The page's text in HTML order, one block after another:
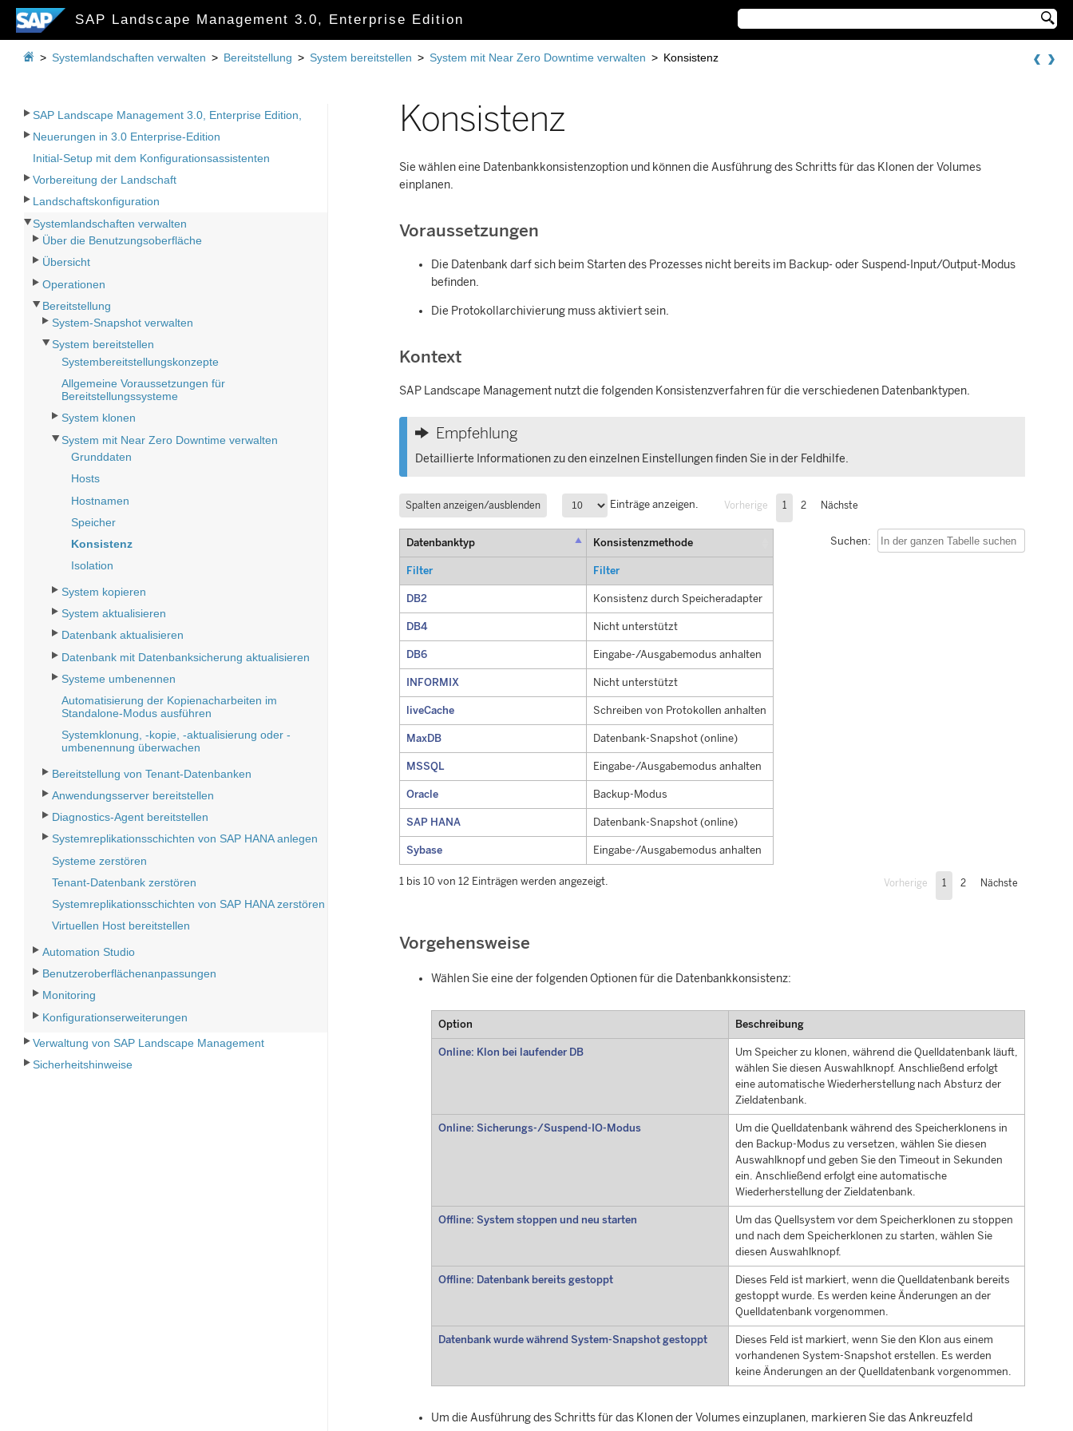
SAP Landscape Management 3.0, Enterprise Edition 
SAP Landscape Management 3.0, Enterprise Edition,
Neuerungen in 3.0 Enterprise-Edition
Initial-Setup mit dem Konfigurationsassistenten
Vorbereitung der Landschaft
Landschaftskonfiguration
Systemlandschaften verwalten
Über die Benutzungsoberfläche
Übersicht
Operationen
Bereitstellung
System-Snapshot verwalten
System bereitstellen
Systembereitstellungskonzepte
Allgemeine Voraussetzungen für
Bereitstellungssysteme
System klonen
System mit Near Zero Downtime verwalten
Grunddaten
Hosts
Hostnamen
Speicher
Konsistenz
Isolation
System kopieren
System aktualisieren
Datenbank aktualisieren
Datenbank mit Datenbanksicherung aktualisieren
Systeme umbenennen
Automatisierung der Kopienacharbeiten im
Standalone-Modus ausführen
Systemklonung, -kopie, -aktualisierung oder -
umbenennung überwachen
Bereitstellung von Tenant-Datenbanken
Anwendungsserver bereitstellen
Diagnostics-Agent bereitstellen
Systemreplikationsschichten von SAP HANA anlegen
Systeme zerstören
Tenant-Datenbank zerstören
Systemreplikationsschichten von SAP HANA zerstören
Virtuellen Host bereitstellen
Automation Studio
Benutzeroberflächenanpassungen
Monitoring
Konfigurationserweiterungen
Verwaltung von SAP Landscape Management
Sicherheitshinweise
 > Systemlandschaften verwalten > Bereitstellung > System bereitstellen > System mit Near Zero Downtime verwalten > Konsistenz
Konsistenz
Sie wählen eine Datenbankkonsistenzoption und können die Ausführung des Schritts für das Klonen der Volumes
einplanen.
Voraussetzungen
Die Datenbank darf sich beim Starten des Prozesses nicht bereits im Backup- oder Suspend-Input/Output-Modus
befinden.
Die Protokollarchivierung muss aktiviert sein.
Kontext
SAP Landscape Management nutzt die folgenden Konsistenzverfahren für die verschiedenen Datenbanktypen.
Empfehlung
Detaillierte Informationen zu den einzelnen Einstellungen finden Sie in der Feldhilfe.
Spalten anzeigen/ausblenden Einträge anzeigen. Vorherige 1 2 Nächste
Suchen:
Datenbanktyp Konsistenzmethode
Filter Filter
DB2 Konsistenz durch Speicheradapter
DB4 Nicht unterstützt
DB6 Eingabe-/Ausgabemodus anhalten
INFORMIX Nicht unterstützt
liveCache Schreiben von Protokollen anhalten
MaxDB Datenbank-Snapshot (online)
MSSQL Eingabe-/Ausgabemodus anhalten
Oracle Backup-Modus
SAP HANA Datenbank-Snapshot (online)
Sybase Eingabe-/Ausgabemodus anhalten
1 bis 10 von 12 Einträgen werden angezeigt. Vorherige 1 2 Nächste
Vorgehensweise
Wählen Sie eine der folgenden Optionen für die Datenbankkonsistenz:
Option Beschreibung
Online: Klon bei laufender DB
Um Speicher zu klonen, während die Quelldatenbank läuft,
wählen Sie diesen Auswahlknopf. Anschließend erfolgt
eine automatische Wiederherstellung nach Absturz der
Zieldatenbank.
Online: Sicherungs-/Suspend-IO-Modus
Um die Quelldatenbank während des Speicherklonens in
den Backup-Modus zu versetzen, wählen Sie diesen
Auswahlknopf und geben Sie den Timeout in Sekunden
ein. Anschließend erfolgt eine automatische
Wiederherstellung der Zieldatenbank.
Offline: System stoppen und neu starten
Um das Quellsystem vor dem Speicherklonen zu stoppen
und nach dem Speicherklonen zu starten, wählen Sie
diesen Auswahlknopf.
Offline: Datenbank bereits gestoppt
Dieses Feld ist markiert, wenn die Quelldatenbank bereits
gestoppt wurde. Es werden keine Änderungen an der
Quelldatenbank vorgenommen.
Datenbank wurde während System-Snapshot gestoppt
Dieses Feld ist markiert, wenn Sie den Klon aus einem
vorhandenen System-Snapshot erstellen. Es werden
keine Änderungen an der Quelldatenbank vorgenommen.
Um die Ausführung des Schritts für das Klonen der Volumes einzuplanen, markieren Sie das Ankreuzfeld